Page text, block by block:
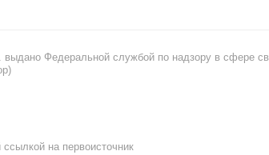
Федеральной службой по надзору в сфере
на первоисточник